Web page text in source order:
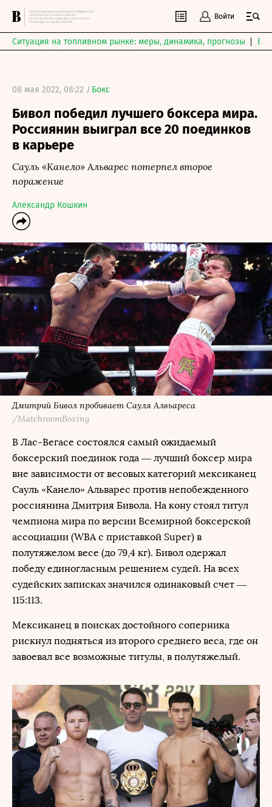
Войти
Ситуация на топливном рынке: меры, динамика, прогнозы
08 мая 2022, 08:22 / Бокс
Бивол победил лучшего боксера мира.
Россиянин выиграл все 20 поединков
в карьере
Сауль «Канело» Альварес потерпел второе
поражение
Александр Кошкин
Дмитрий Бивол пробивает Сауля Алвьареса
/MatchroomBoxing
В Лас-Вегасе состоялся самый ожидаемый
боксерский поединок года — лучший боксер мира
вне зависимости от весовых категорий мексиканец
Сауль «Канело» Альварес против непобежденного
россиянина Дмитрия Бивола. На кону стоял титул
чемпиона мира по версии Всемирной боксерской
ассоциации (WBA с приставкой Super) в
полутяжелом весе (до 79,4 кг). Бивол одержал
победу единогласным решением судей. На всех
судейских записках значился одинаковый счет —
115:113.
Мексиканец в поисках достойного соперника
рискнул подняться из второго среднего веса, где он
завоевал все возможные титулы, в полутяжелый.